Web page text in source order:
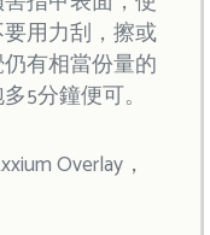
用力刮，擦或
有相當份量的
5分鐘便可。
Overlay，